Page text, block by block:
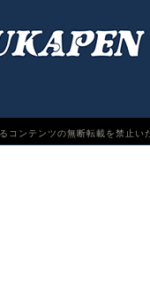
るコンテンツの無断転載を禁